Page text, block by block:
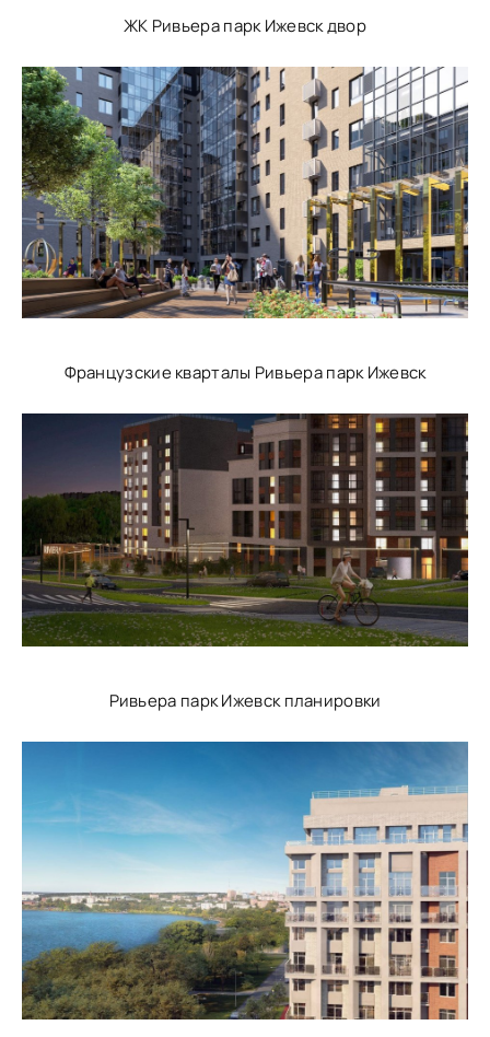
ЖК Ривьера парк Ижевск двор
Французские кварталы Ривьера парк Ижевск
Ривьера парк Ижевск планировки